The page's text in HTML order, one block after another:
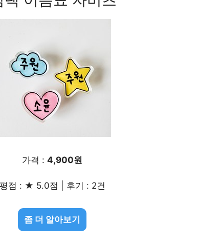
가격 : 4,900원
평점 : ★ 5.0점 | 후기 : 2건
좀 더 알아보기